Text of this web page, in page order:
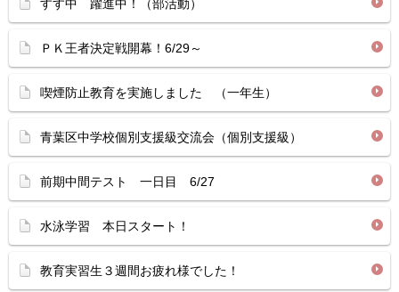
すす中 躍進中！（部活動）
ＰＫ王者決定戦開幕！6/29～
喫煙防止教育を実施しました （一年生）
青葉区中学校個別支援級交流会（個別支援級）
前期中間テスト 一日目 6/27
水泳学習 本日スタート！
教育実習生３週間お疲れ様でした！